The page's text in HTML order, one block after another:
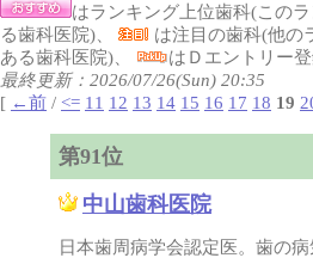
はランキング上位歯科(この
る歯科医院)、
は注目の歯科(他の
ある歯科医院)、
はＤエントリー
最終更新：2026/07/26(Sun) 20:35
[ ←前 / <= 11 12 13 14 15 16 17 18 19
第91位
中山歯科医院
日本歯周病学会認定医。歯の